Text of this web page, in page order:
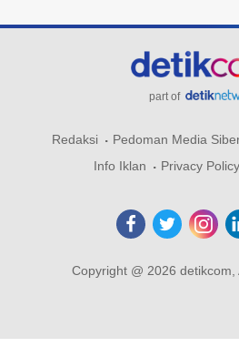
part of
Redaksi Pedoman Media
Info Iklan
Privacy Policy
Copyright @ 2026 detikcom,